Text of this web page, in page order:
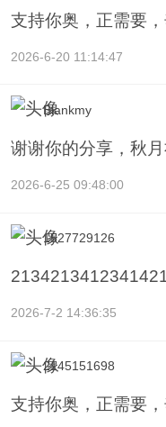
支持你奥，正需要，
2026-6-20 11:14:47
Blankmy
谢谢你的分享，秋
2026-6-25 09:48:00
1527729126
2026-7-2 14:36:35
2145151698
支持你奥，正需要，